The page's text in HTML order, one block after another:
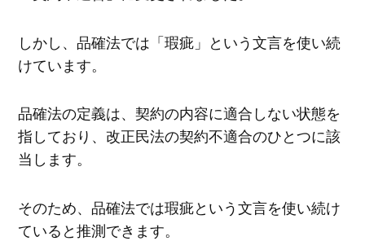
しかし、品確法では「瑕疵」という文言を使い続
けています。
品確法の定義は、契約の内容に適合しない状態を
指しており、改正民法の契約不適合のひとつに該
当します。
そのため、品確法では瑕疵という文言を使い続け
ていると推測できます。